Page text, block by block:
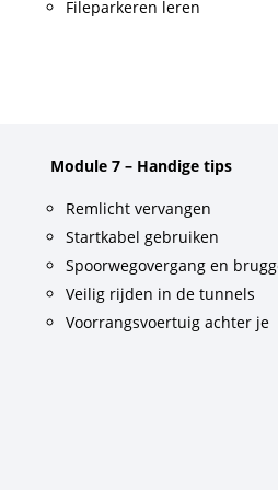
Fileparkeren leren
Module 7 – Handige tips
Remlicht vervangen
Startkabel gebruiken
Spoorwegovergang en
Veilig rijden in de tunnels
Voorrangsvoertuig achter je